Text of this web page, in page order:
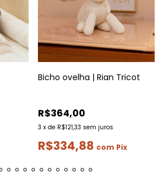
Bicho ovelha | Rian Tricot
R$364,00
3 x de R$121,33 sem juros
R$334,88 com Pix